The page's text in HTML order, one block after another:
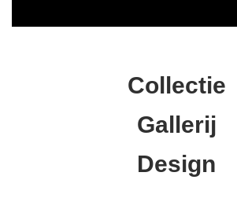
Collectie
Gallerij
Design